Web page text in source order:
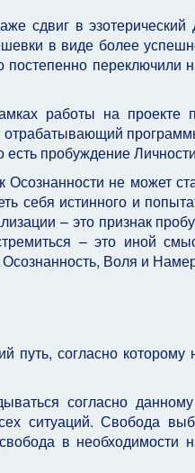
сдвиг в
в виде более
переключили
работы на проекте
пробуждение
не может
себя истинного и
– это признак
– это иной
Воля и
путь, согласно
согласно
ситуаций. Свобода
в необходимости